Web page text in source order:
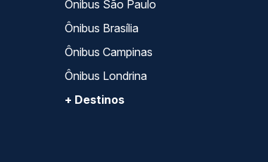
Ônibus São Paulo
Ônibus Brasília
Ônibus Campinas
Ônibus Londrina
+ Destinos